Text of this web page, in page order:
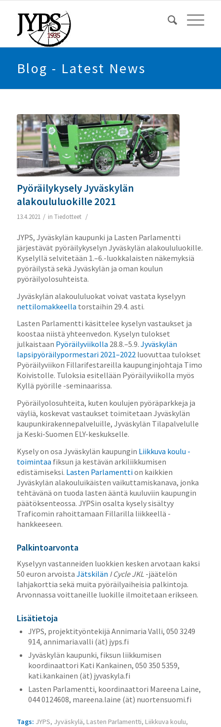
Blog - Latest News
Pyöräilykysely Jyväskylän
alakoululuokille 2021
13.4.2021 / in Tiedotteet /
JYPS, Jyväskylän kaupunki ja Lasten Parlamentti
järjestävät pyöräilykyselyn Jyväskylän alakoululuokille.
Kyselyllä selvitetään 1.–6.-luokkalaisten näkemyksiä
pyöräilystä sekä Jyväskylän ja oman koulun
pyöräilyolosuhteista.
Jyväskylän alakoululuokat voivat vastata kyselyyn
nettilomakkeella torstaihin 29.4. asti.
Lasten Parlamentti käsittelee kyselyn vastaukset ja
koostaa niistä yhteenvedon. Kyselyn tulokset
julkaistaan Pyöräilyviikolla 28.8.–5.9. Jyväskylän
lapsipyöräilypormestari 2021–2022luovuttaa tulokset
Pyöräilyviikon Fillarifestareilla kaupunginjohtaja Timo
Koivistolle. Tuloksia esitellään Pyöräilyviikolla myös
Kyllä pyörille -seminaarissa.
Pyöräilyolosuhteita, kuten koulujen pyöräparkkeja ja
väyliä, koskevat vastaukset toimitetaan Jyväskylän
kaupunkirakennepalveluille, Jyväskylän Tilapalvelulle
ja Keski-Suomen ELY-keskukselle.
Kysely on osa Jyväskylän kaupungin Liikkuva koulu -
toimintaa fiksun ja kestävän arkiliikkumisen
edistämiseksi. Lasten Parlamenttion kaikkien
Jyväskylän alakouluikäisten vaikuttamiskanava, jonka
tehtävänä on tuoda lasten ääntä kuuluviin kaupungin
päätöksenteossa. JYPSin osalta kysely sisältyy
Traficomin rahoittamaan Fillarilla liikkeellä -
hankkeeseen.
Palkintoarvonta
Kyselyyn vastanneiden luokkien kesken arvotaan kaksi
50 euron arvoista Jätskilän I Cycle JKL-jäätelön
lahjakorttia sekä muita pyöräilyaiheisia palkintoja.
Arvonnassa voittaneille luokille ilmoitetaan erikseen.
Lisätietoja
JYPS, projektityöntekijä Annimaria Valli, 050 3249
914, annimaria.valli (ät) jyps.fi
Jyväskylän kaupunki, fiksun liikkumisen
koordinaattori Kati Kankainen, 050 350 5359,
kati.kankainen (ät) jyvaskyla.fi
Lasten Parlamentti, koordinaattori Mareena Laine,
044 0124608, mareena.laine (ät) nuortensuomi.fi
Tags: JYPS, Jyväskylä, Lasten Parlamentti, Liikkuva koulu,